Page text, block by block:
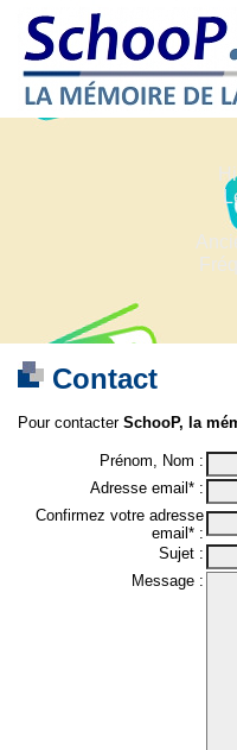
Contact
Pour contacter SchooP, la
Prénom, Nom :
Adresse email* :
Confirmez votre adresse
email* :
Sujet :
Message :